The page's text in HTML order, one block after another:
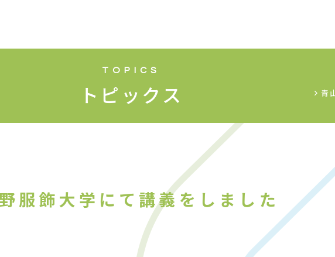
TOPICS
トピックス
青
服飾大学にて講義をしました